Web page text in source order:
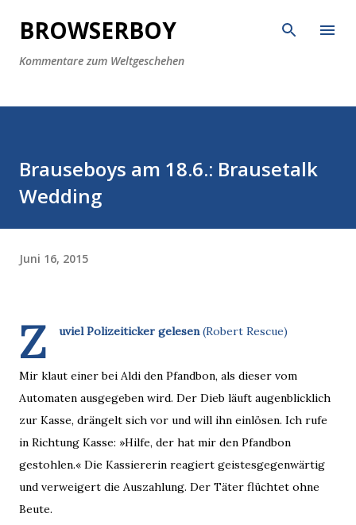
Direkt zum Hauptbereich
BROWSERBOY
Kommentare zum Weltgeschehen
Brauseboys am 18.6.: Brausetalk
Wedding
Juni 16, 2015
Z uviel Polizeiticker gelesen(Robert Rescue)
Mir klaut einer bei Aldi den Pfandbon, als dieser vom
Automaten ausgegeben wird. Der Dieb läuft augenblicklich
zur Kasse, drängelt sich vor und will ihn einlösen. Ich rufe
in Richtung Kasse: »Hilfe, der hat mir den Pfandbon
gestohlen.« Die Kassiererin reagiert geistesgegenwärtig
und verweigert die Auszahlung. Der Täter flüchtet ohne
Beute.